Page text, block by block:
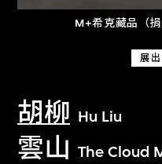
M+希克藏品（
展
胡柳 Hu Liu
雲山 The Cloud
關於M+藏品
探索世界頂級的